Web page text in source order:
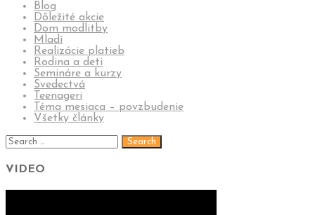
Blog
Dôležité akcie
Dom modlitby
Mladí
Realizácie platieb
Rodina a deti
Semináre a kurzy
Svedectvá
Teenageri
Téma mesiaca – povzbudenie
Všetky články
VIDEO